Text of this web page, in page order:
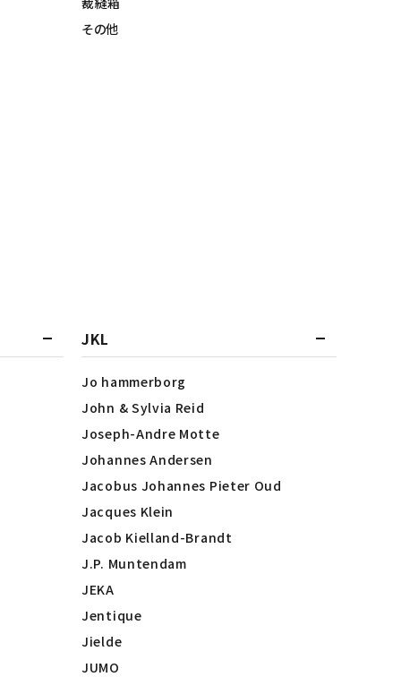
その他
JKL
Jo hammerborg
John & Sylvia Reid
Joseph-Andre Motte
Johannes Andersen
Jacobus Johannes Pieter Oud
Jacques Klein
Jacob Kielland-Brandt
J.P. Muntendam
JEKA
Jentique
Jielde
JUMO